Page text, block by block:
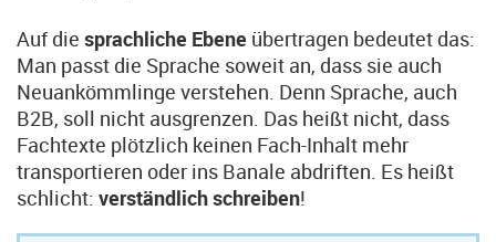
Auf die sprachliche Ebene übertragen bedeutet das:
Man passt die Sprache soweit an, dass sie auch
Neuankömmlinge verstehen. Denn Sprache, auch
B2B, soll nicht ausgrenzen. Das heißt nicht, dass
Fachtexte plötzlich keinen Fach-Inhalt mehr
transportieren oder ins Banale abdriften. Es heißt
schlicht: verständlich schreiben!